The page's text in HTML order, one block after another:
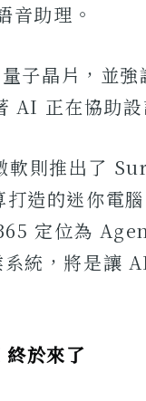
音助理。
子晶片，並強
正在協助設
軟則推出了
造的迷你電
定位為
統，將是讓
於來了